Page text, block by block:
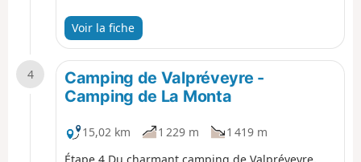
Voir la fiche
4
Camping de Valpréveyre -
Camping de La Monta
15,02 km 1 229 m
1 419 m
Étape 4 Du charmant camping de Valpréveyre,